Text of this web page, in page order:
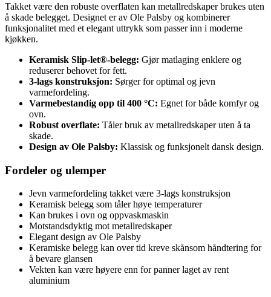
Takket være den robuste overflaten kan metallredskaper brukes uten
å skade belegget. Designet er av Ole Palsby og kombinerer
funksjonalitet med et elegant uttrykk som passer inn i moderne
kjøkken.
Keramisk Slip-let®-belegg: Gjør matlaging enklere og
reduserer behovet for fett.
3-lags konstruksjon: Sørger for optimal og jevn
varmefordeling.
Varmebestandig opp til 400 °C: Egnet for både komfyr og
ovn.
Robust overflate: Tåler bruk av metallredskaper uten å ta
skade.
Design av Ole Palsby: Klassisk og funksjonelt dansk design.
Fordeler og ulemper
Jevn varmefordeling takket være 3-lags konstruksjon
Keramisk belegg som tåler høye temperaturer
Kan brukes i ovn og oppvaskmaskin
Motstandsdyktig mot metallredskaper
Elegant design av Ole Palsby
Keramiske belegg kan over tid kreve skånsom håndtering for
å bevare glansen
Vekten kan være høyere enn for panner laget av rent
aluminium